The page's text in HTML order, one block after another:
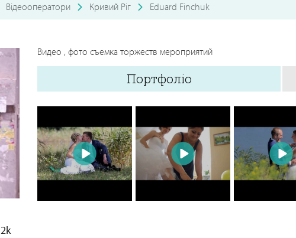
Відеооператори Кривий Ріг Eduard Finchuk
2k
Видео , фото съемка торжеств мероприятий
Портфоліо